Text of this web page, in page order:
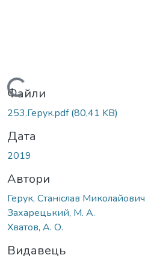
Вантажиться...
Файли
253.Герук.pdf(80,41 KB)
Дата
2019
Автори
Герук, Станіслав Миколайович
Захарецький, М. А.
Хватов, А. О.
Видавець